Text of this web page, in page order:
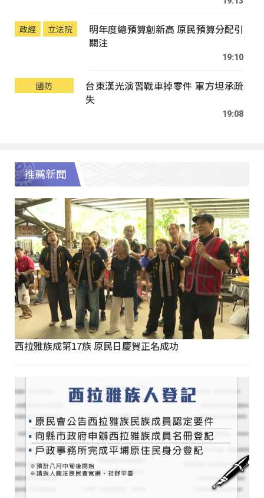
政經 立法院
明年度總預算創新高 原民預算分配引
關注
19:10
國防
台東漢光演習戰車掉零件 軍方坦承疏
失
19:08
推薦新聞
西拉雅族成第17族 原民日慶賀正名成功